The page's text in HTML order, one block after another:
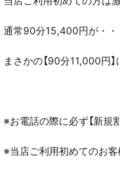
通常90分15,400円が・・
まさかの【90分11,000円
※お電話の際に必ず【新規
※当店ご利用初めてのお客